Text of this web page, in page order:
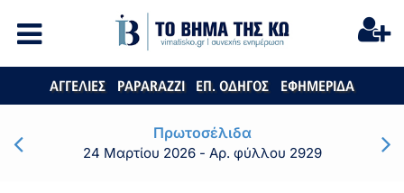
ΑΓΓΕΛΙΕΣ PAPARAZZI ΕΠ. ΟΔΗΓΟΣ ΕΦΗΜΕΡΙΔΑ
Πρωτοσέλιδα
24 Μαρτίου 2026 - Αρ. φύλλου 2929